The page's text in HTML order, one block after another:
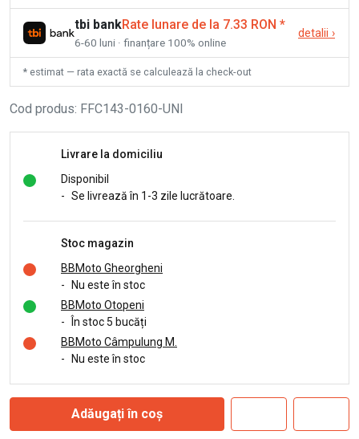
tbi bankRate lunare de la 7.33 RON *
6-60 luni · finanțare 100% online
detalii ›
* estimat — rata exactă se calculează la check-out
Cod produs: FFC143-0160-UNI
Livrare la domiciliu
Disponibil
- Se livrează în 1-3 zile lucrătoare.
Stoc magazin
BBMoto Gheorgheni
- Nu este în stoc
BBMoto Otopeni
-
În stoc 5 bucăți
BBMoto Câmpulung M.
- Nu este în stoc
Adăugați în coș